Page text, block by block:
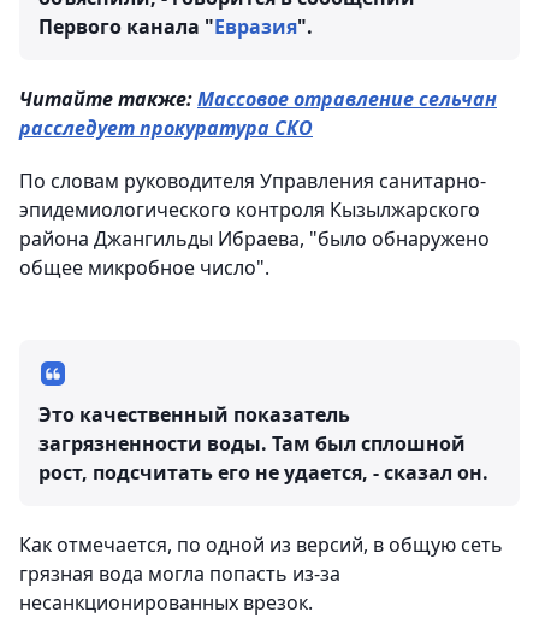
Первого канала "Евразия".
Читайте также:Массовое отравление сельчан
расследует прокуратура СКО
По словам руководителя Управления санитарно-
эпидемиологического контроля Кызылжарского
района Джангильды Ибраева, "было обнаружено
общее микробное число".
Это качественный показатель
загрязненности воды. Там был сплошной
рост, подсчитать его не удается, - сказал он.
Как отмечается, по одной из версий, в общую сеть
грязная вода могла попасть из-за
несанкционированных врезок.